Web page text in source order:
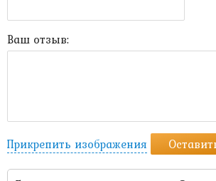
Ваш отзыв:
Прикрепить изображения